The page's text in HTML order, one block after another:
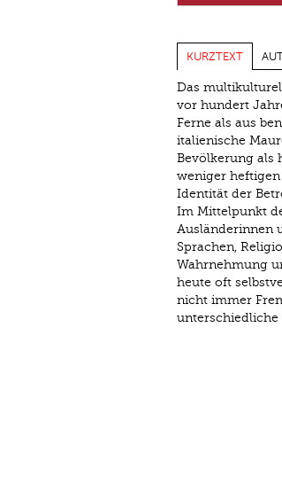
KURZTEXT
Das
vor hundert
Ferne als aus
italienische
Bevölkerung als
weniger
Identität der
Im Mittelpunkt
Ausländerinnen
Sprachen,
Wahrnehmung
heute oft
nicht immer
unterschiedliche